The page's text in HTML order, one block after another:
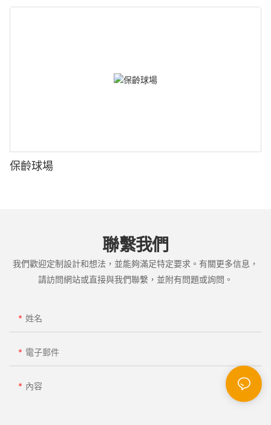
保齡球場
聯繫我們
我們歡迎定制設計和想法，並能夠滿足特定要求。有關更多信息，
請訪問網站或直接與我們聯繫，並附有問題或詢問。
姓名
電子郵件
內容